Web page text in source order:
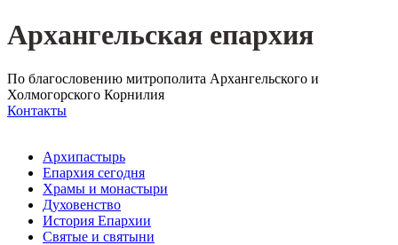
Архангельская епархия
По благословению митрополита Архангельского и
Холмогорского Корнилия
Контакты
Архипастырь
Епархия сегодня
Храмы и монастыри
Духовенство
История Епархии
Святые и святыни